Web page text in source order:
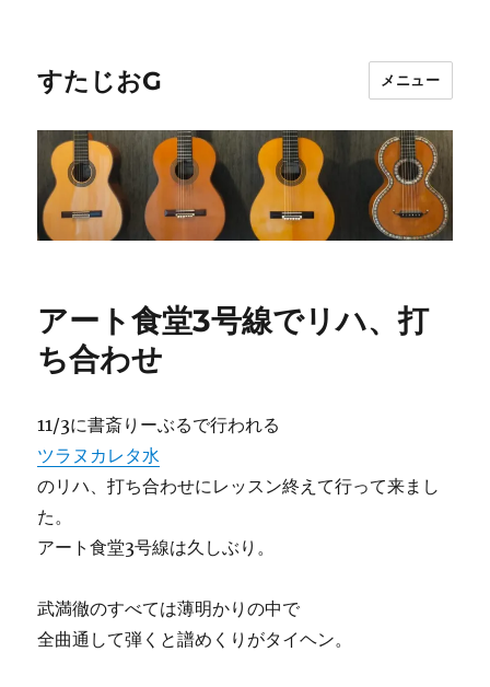
すたじおG メニュー
アート食堂3号線でリハ、打
ち合わせ
11/3に書斎りーぶるで行われる
ツラヌカレタ水
のリハ、打ち合わせにレッスン終えて行って来まし
た。
アート食堂3号線は久しぶり。
武満徹のすべては薄明かりの中で
全曲通して弾くと譜めくりがタイヘン。